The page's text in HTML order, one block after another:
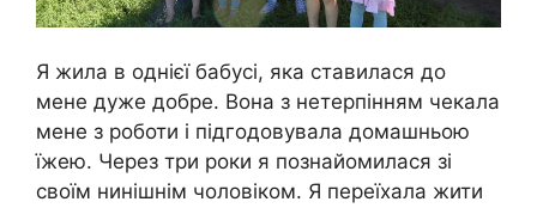
Я жила в однієї бабусі, яка ставилася до
мене дуже добре. Вона з нетерпінням чекала
мене з роботи і підгодовувала домашньою
їжею. Через три роки я познайомилася зі
своїм нинішнім чоловіком. Я переїхала жити